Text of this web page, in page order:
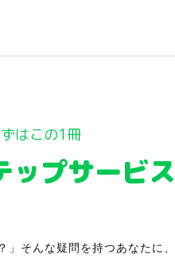
はこの1冊
ップサービ
」そんな疑問を持つあなたに